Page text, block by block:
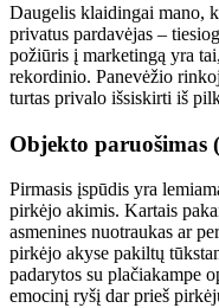
Daugelis klaidingai mano,
privatus pardavėjas –
požiūris į marketingą yra
rekordinio. Panevėžio
turtas privalo išsiskirti iš
Objekto paruošimas
Pirmasis įspūdis yra
pirkėjo akimis. Kartais
asmenines nuotraukas ar
pirkėjo akyse pakiltų
padarytos su plačiakampe
emocinį ryšį dar prieš